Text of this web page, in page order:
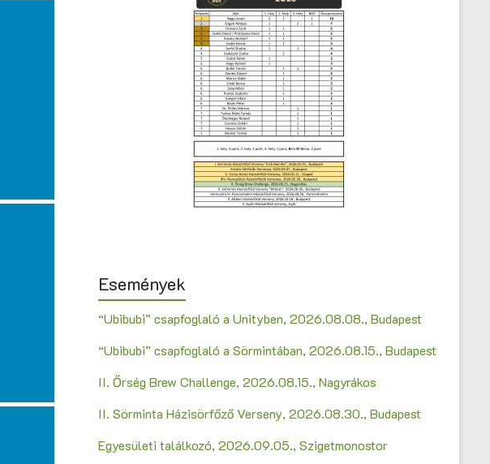
Események
“Ubibubi” csapfoglaló a Unityben, 2026.08.08., Budapest
“Ubibubi” csapfoglaló a Sörmintában, 2026.08.15., Budapest
II. Őrség Brew Challenge, 2026.08.15., Nagyrákos
II. Sörminta Házisörfőző Verseny, 2026.08.30., Budapest
Egyesületi találkozó, 2026.09.05., Szigetmonostor